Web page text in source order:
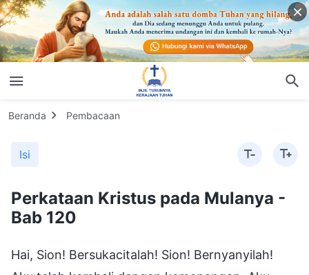
Beranda Pembacaan
Isi
Perkataan Kristus pada Mulanya -
Bab 120
Hai, Sion! Bersukacitalah! Sion! Bernyanyilah!